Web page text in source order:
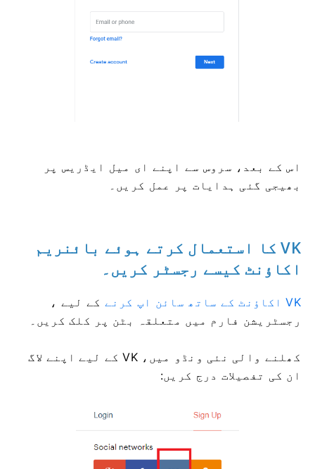
اس کے بعد، سروس سے اپنے ای میل ایڈریس پر
بھیجی گئی ہدایات پر عمل کریں۔
VK کا استعمال کرتے ہوئے بائنریم
اکاؤنٹ کیسے رجسٹر کریں۔
VK اکاؤنٹ کے ساتھ سائن اپ کرنے کے لیے ،
رجسٹریشن فارم میں متعلقہ بٹن پر کلک کریں۔
کھلنے والی نئی ونڈو میں، VK کے لیے اپنے لاگ
ان کی تفصیلات درج کریں: